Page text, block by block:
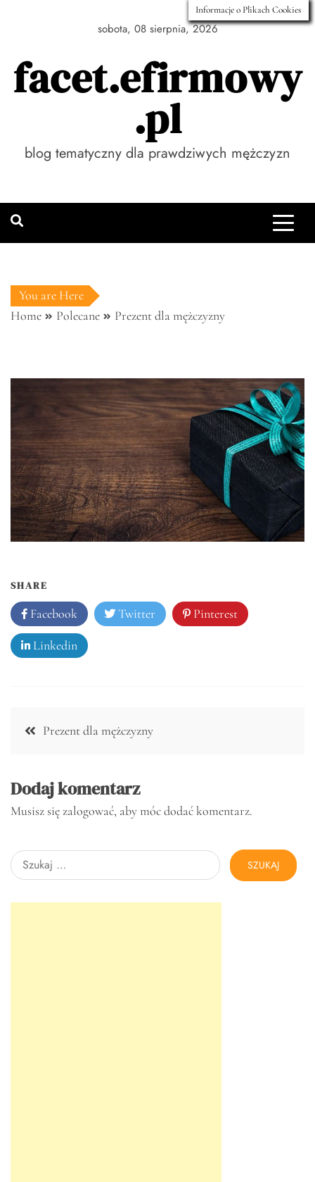
sobota, 08 sierpnia, 2026
facet.efirmowy
.pl
blog tematyczny dla prawdziwych mężczyzn
You are Here
Home
Polecane Prezent dla mężczyzny
SHARE
Facebook Twitter Pinterest
Linkedin
Nawigacja
Prezent dla mężczyzny
Dodaj komentarz
Musisz sięzalogować, aby móc dodać komentarz.
Szukaj:
Informacje o Plikach Cookies